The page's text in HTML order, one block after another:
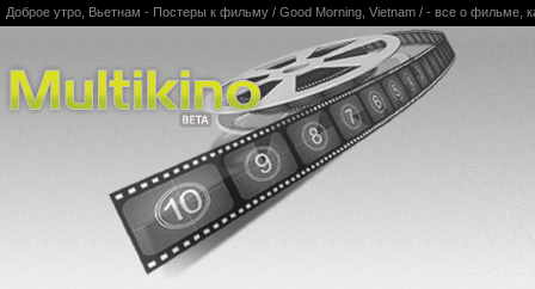
Multikino
Доброе утро, Вьетнам - Постеры к фильму / Good Morning, Vietnam / - все о фильме,